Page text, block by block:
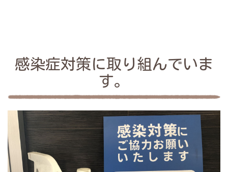
感染症対策に取り組んでいま
す。